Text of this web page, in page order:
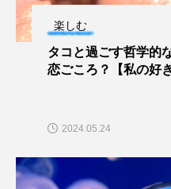
バンドウイルカ
ヒドラ ヒメマス
ブックレビュー ブリ
楽しむ
タコと過ごす哲学
恋ごころ？【私の好
2024.05.24